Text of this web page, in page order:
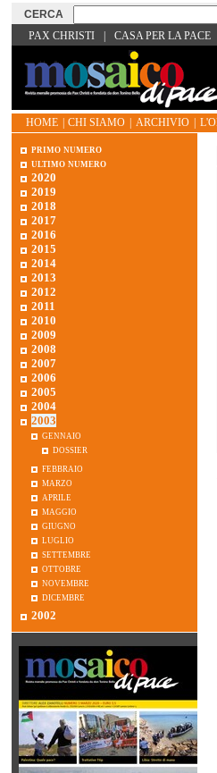
PAX CHRISTI CASA PER LA PACE
HOME CHI SIAMO ARCHIVIO
primo numero
ultimo numero
2020
2019
2018
2017
2016
2015
2014
2013
2012
2011
2010
2009
2008
2007
2006
2005
2004
2003
gennaio
dossier
febbraio
marzo
aprile
maggio
giugno
luglio
settembre
ottobre
novembre
dicembre
2002